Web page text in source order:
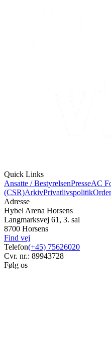
Quick Links
Ansatte / BestyrelsenPresseAC
(CSR)ArkivPrivatlivspolitik
Adresse
Hybel Arena Horsens
Langmarksvej 61, 3. sal
8700 Horsens
Find vej
Telefon(+45) 75626020
Cvr. nr.: 89943728
Følg os